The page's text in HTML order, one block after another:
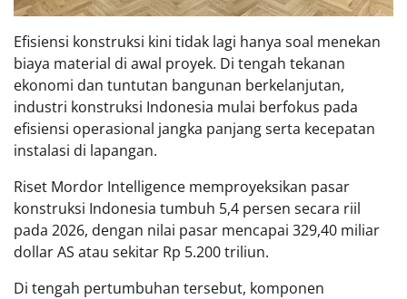
Efisiensi konstruksi kini tidak lagi hanya soal menekan
biaya material di awal proyek. Di tengah tekanan
ekonomi dan tuntutan bangunan berkelanjutan,
industri konstruksi Indonesia mulai berfokus pada
efisiensi operasional jangka panjang serta kecepatan
instalasi di lapangan.
Riset Mordor Intelligence memproyeksikan pasar
konstruksi Indonesia tumbuh 5,4 persen secara riil
pada 2026, dengan nilai pasar mencapai 329,40 miliar
dollar AS atau sekitar Rp 5.200 triliun.
Di tengah pertumbuhan tersebut, komponen